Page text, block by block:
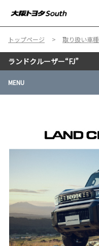
トップページ 取り扱い車種
ランドクルーザー“FJ”
MENU